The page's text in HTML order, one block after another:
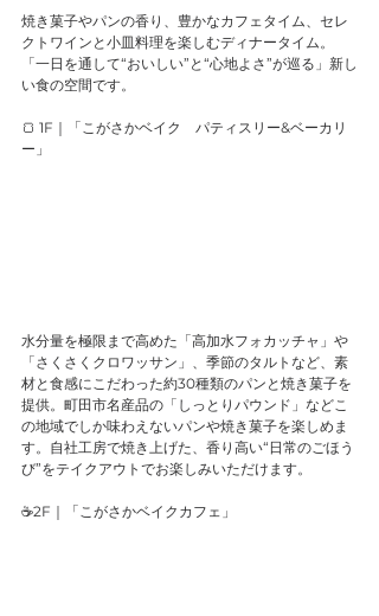
焼き菓子やパンの香り、豊かなカフェタイム、セレ
クトワインと小皿料理を楽しむディナータイム。
「一日を通して“おいしい”と“心地よさ”が巡る」新し
い食の空間です。
🍞 1F｜「こがさかベイク　パティスリー&ベーカリ
ー」
水分量を極限まで高めた「高加水フォカッチャ」や
「さくさくクロワッサン」、季節のタルトなど、素
材と食感にこだわった約30種類のパンと焼き菓子を
提供。町田市名産品の「しっとりパウンド」などこ
の地域でしか味わえないパンや焼き菓子を楽しめま
す。自社工房で焼き上げた、香り高い“日常のごほう
び”をテイクアウトでお楽しみいただけます。
☕2F｜「こがさかベイクカフェ」